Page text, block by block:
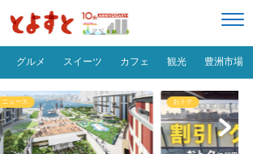
グルメ スイーツ カフェ 観光 豊洲市場
ニュース おトク